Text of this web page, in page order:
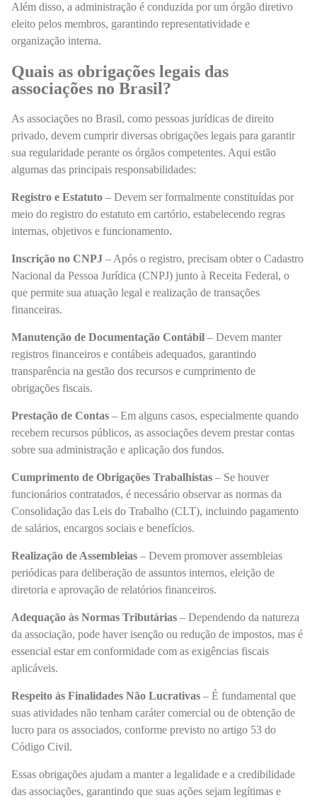
Além disso, a administração é conduzida por um órgão diretivo
eleito pelos membros, garantindo representatividade e
organização interna.
Quais as obrigações legais das
associações no Brasil?
As associações no Brasil, como pessoas jurídicas de direito
privado, devem cumprir diversas obrigações legais para garantir
sua regularidade perante os órgãos competentes. Aqui estão
algumas das principais responsabilidades:
Registro e Estatuto – Devem ser formalmente constituídas por
meio do registro do estatuto em cartório, estabelecendo regras
internas, objetivos e funcionamento.
Inscrição no CNPJ – Após o registro, precisam obter o Cadastro
Nacional da Pessoa Jurídica (CNPJ) junto à Receita Federal, o
que permite sua atuação legal e realização de transações
financeiras.
Manutenção de Documentação Contábil – Devem manter
registros financeiros e contábeis adequados, garantindo
transparência na gestão dos recursos e cumprimento de
obrigações fiscais.
Prestação de Contas – Em alguns casos, especialmente quando
recebem recursos públicos, as associações devem prestar contas
sobre sua administração e aplicação dos fundos.
Cumprimento de Obrigações Trabalhistas – Se houver
funcionários contratados, é necessário observar as normas da
Consolidação das Leis do Trabalho (CLT), incluindo pagamento
de salários, encargos sociais e benefícios.
Realização de Assembleias – Devem promover assembleias
periódicas para deliberação de assuntos internos, eleição de
diretoria e aprovação de relatórios financeiros.
Adequação às Normas Tributárias – Dependendo da natureza
da associação, pode haver isenção ou redução de impostos, mas é
essencial estar em conformidade com as exigências fiscais
aplicáveis.
Respeito às Finalidades Não Lucrativas – É fundamental que
suas atividades não tenham caráter comercial ou de obtenção de
lucro para os associados, conforme previsto no artigo 53 do
Código Civil.
Essas obrigações ajudam a manter a legalidade e a credibilidade
das associações, garantindo que suas ações sejam legítimas e